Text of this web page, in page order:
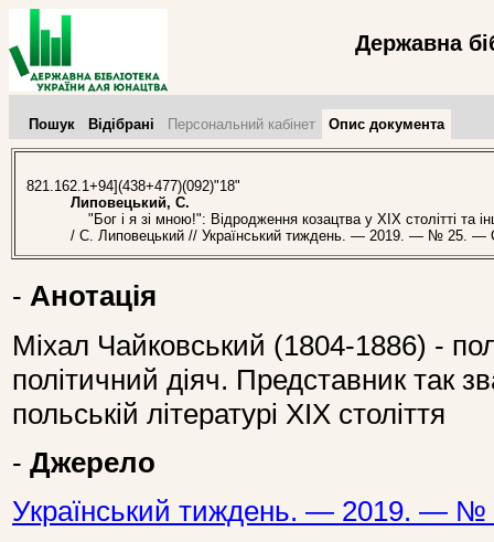
Державна
Пошук Відібрані Персональний кабінет Опис документа
821.162.1+94](438+477)(092)"18"
Липовецький, С.
"Бог і я зі мною!": Відродження козацтва у ХІХ столітті та
/ С. Липовецький // Український тиждень. — 2019. — № 25. —
- Анотація
Міхал Чайковський (1804-1886) -
політичний діяч. Представник так
польській літературі ХІХ століття
- Джерело
Український тиждень. — 2019. — №